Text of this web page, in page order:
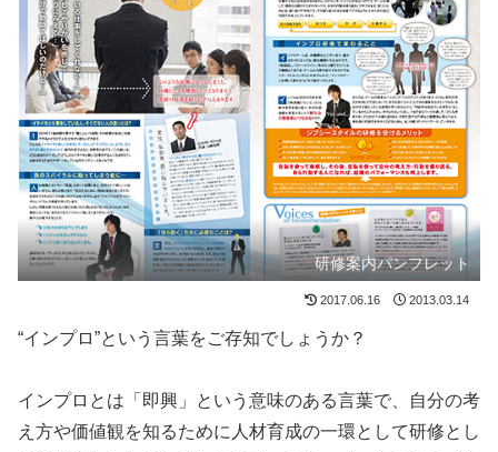
研修案内パンフレット
2017.06.16 2013.03.14
“インプロ”という言葉をご存知でしょうか？
インプロとは「即興」という意味のある言葉で、自分の考
え方や価値観を知るために人材育成の一環として研修とし